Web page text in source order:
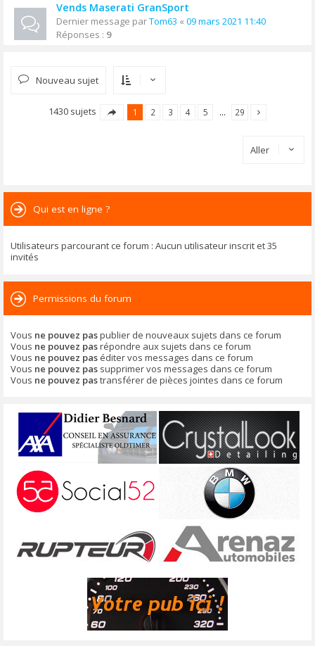
Vends Maserati GranSport
Dernier message parTom63 « 09 mars 2021 11:40
Réponses : 9
Nouveau sujet
1430 sujets 1 2 3 4 5 … 29
Aller
Qui est en ligne ?
Utilisateurs parcourant ce forum : Aucun utilisateur inscrit et 35
invités
Permissions du forum
Vous ne pouvez paspublier de nouveaux sujets dans ce forum
Vous ne pouvez pasrépondre aux sujets dans ce forum
Vous ne pouvez pas éditer vos messages dans ce forum
Vous ne pouvez pas supprimer vos messages dans ce forum
Vous ne pouvez pastransférer de pièces jointes dans ce forum